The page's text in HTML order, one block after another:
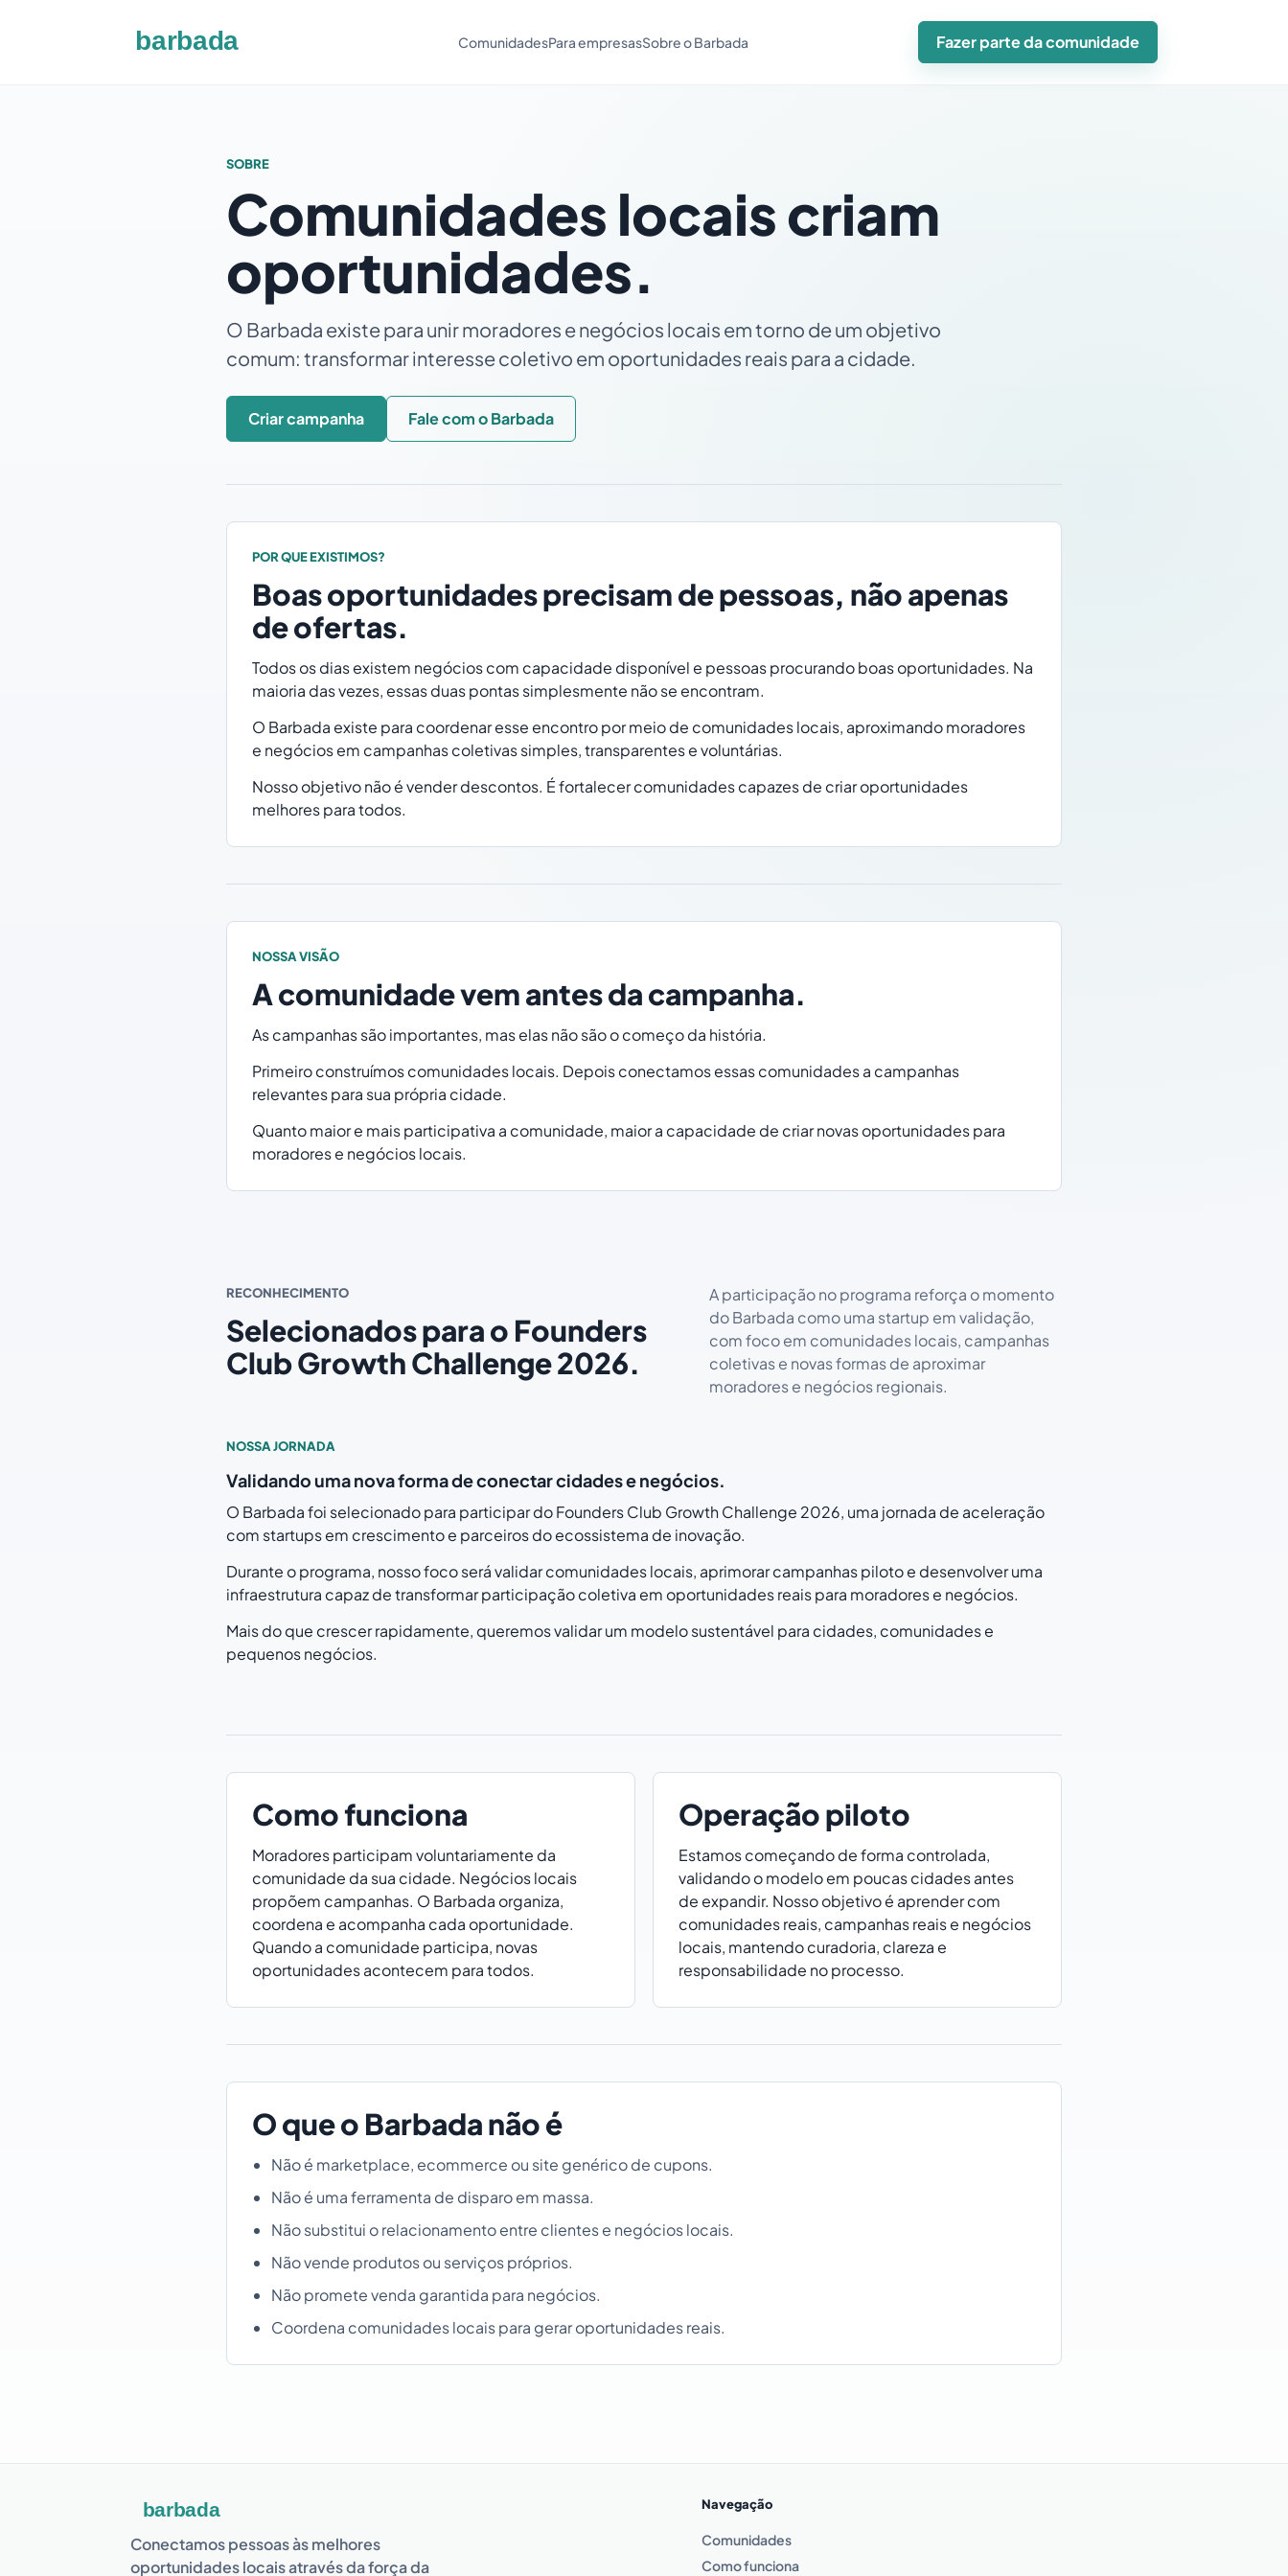
ComunidadesPara empresasSobre o Barbada Fazer parte da comunidade
SOBRE
Comunidades locais criam
oportunidades.
O Barbada existe para unir moradores e negócios locais em torno de um objetivo
comum: transformar interesse coletivo em oportunidades reais para a cidade.
Criar campanha Fale com o Barbada
POR QUE EXISTIMOS?
Boas oportunidades precisam de pessoas, não apenas
de ofertas.
Todos os dias existem negócios com capacidade disponível e pessoas procurando boas oportunidades. Na
maioria das vezes, essas duas pontas simplesmente não se encontram.
O Barbada existe para coordenar esse encontro por meio de comunidades locais, aproximando moradores
e negócios em campanhas coletivas simples, transparentes e voluntárias.
Nosso objetivo não é vender descontos. É fortalecer comunidades capazes de criar oportunidades
melhores para todos.
NOSSA VISÃO
A comunidade vem antes da campanha.
As campanhas são importantes, mas elas não são o começo da história.
Primeiro construímos comunidades locais. Depois conectamos essas comunidades a campanhas
relevantes para sua própria cidade.
Quanto maior e mais participativa a comunidade, maior a capacidade de criar novas oportunidades para
moradores e negócios locais.
RECONHECIMENTO
Selecionados para o Founders
Club Growth Challenge 2026.
A participação no programa reforça o momento
do Barbada como uma startup em validação,
com foco em comunidades locais, campanhas
coletivas e novas formas de aproximar
moradores e negócios regionais.
NOSSA JORNADA
Validando uma nova forma de conectar cidades e negócios.
O Barbada foi selecionado para participar do Founders Club Growth Challenge 2026, uma jornada de aceleração
com startups em crescimento e parceiros do ecossistema de inovação.
Durante o programa, nosso foco será validar comunidades locais, aprimorar campanhas piloto e desenvolver uma
infraestrutura capaz de transformar participação coletiva em oportunidades reais para moradores e negócios.
Mais do que crescer rapidamente, queremos validar um modelo sustentável para cidades, comunidades e
pequenos negócios.
Como funciona
Moradores participam voluntariamente da
comunidade da sua cidade. Negócios locais
propõem campanhas. O Barbada organiza,
coordena e acompanha cada oportunidade.
Quando a comunidade participa, novas
oportunidades acontecem para todos.
Operação piloto
Estamos começando de forma controlada,
validando o modelo em poucas cidades antes
de expandir. Nosso objetivo é aprender com
comunidades reais, campanhas reais e negócios
locais, mantendo curadoria, clareza e
responsabilidade no processo.
O que o Barbada não é
Não é marketplace, ecommerce ou site genérico de cupons.
Não é uma ferramenta de disparo em massa.
Não substitui o relacionamento entre clientes e negócios locais.
Não vende produtos ou serviços próprios.
Não promete venda garantida para negócios.
Coordena comunidades locais para gerar oportunidades reais.
Conectamos pessoas às melhores
oportunidades locais através da força da
Navegação
Comunidades
Como funciona